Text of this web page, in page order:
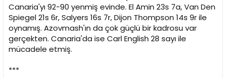
Canaria'yı 92-90 yenmiş evinde. El Amin 23s 7a, Van Den
Spiegel 21s 6r, Salyers 16s 7r, Dijon Thompson 14s 9r ile
oynamış. Azovmash'ın da çok güçlü bir kadrosu var
gerçekten. Canaria'da ise Carl English 28 sayı ile
mücadele etmiş.
***